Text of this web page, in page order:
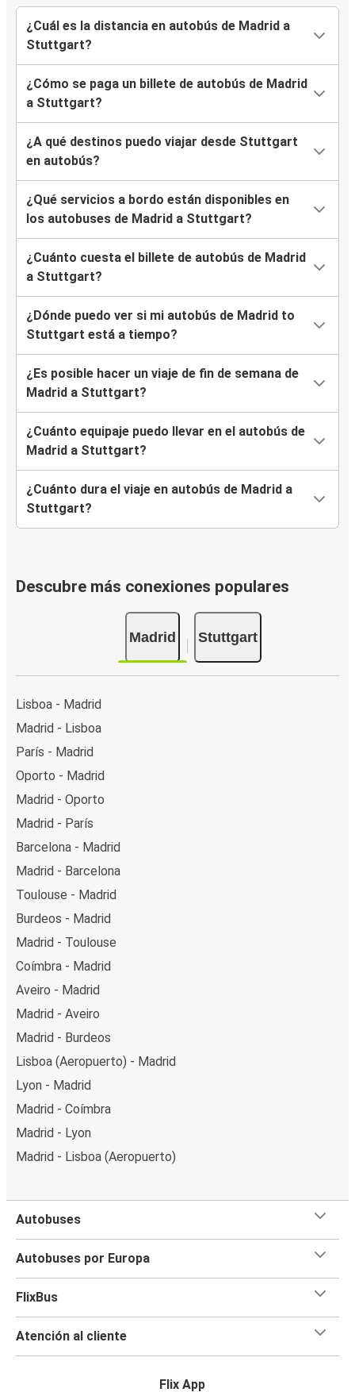
¿Cuál es la distancia en autobús de Madrid a
Stuttgart?
¿Cómo se paga un billete de autobús de Madrid
a Stuttgart?
¿A qué destinos puedo viajar desde Stuttgart
en autobús?
¿Qué servicios a bordo están disponibles en
los autobuses de Madrid a Stuttgart?
¿Cuánto cuesta el billete de autobús de Madrid
a Stuttgart?
¿Dónde puedo ver si mi autobús de Madrid to
Stuttgart está a tiempo?
¿Es posible hacer un viaje de fin de semana de
Madrid a Stuttgart?
¿Cuánto equipaje puedo llevar en el autobús de
Madrid a Stuttgart?
¿Cuánto dura el viaje en autobús de Madrid a
Stuttgart?
Descubre más conexiones populares
Madrid Stuttgart
Lisboa - Madrid
Madrid - Lisboa
París - Madrid
Oporto - Madrid
Madrid - Oporto
Madrid - París
Barcelona - Madrid
Madrid - Barcelona
Toulouse - Madrid
Burdeos - Madrid
Madrid - Toulouse
Coímbra - Madrid
Aveiro - Madrid
Madrid - Aveiro
Madrid - Burdeos
Lisboa (Aeropuerto) - Madrid
Lyon - Madrid
Madrid - Coímbra
Madrid - Lyon
Madrid - Lisboa (Aeropuerto)
Autobuses
Autobuses por Europa
FlixBus
Atención al cliente
Flix App